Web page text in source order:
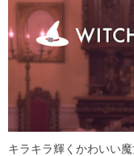
キラキラ輝くかわいい